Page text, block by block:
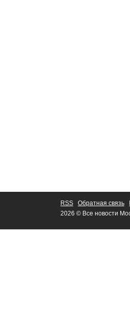
RSS Обратная связь
2026 © Все новости